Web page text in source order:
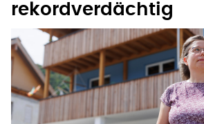
rekordverdächtig